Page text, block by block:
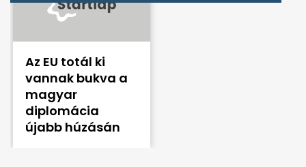
Az EU totál ki
vannak bukva a
magyar
diplomácia
újabb húzásán